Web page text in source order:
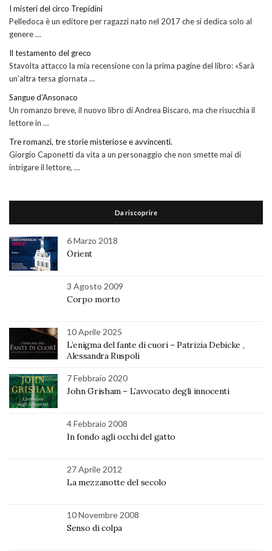
I misteri del circo Trepidini
Pelledoca è un editore per ragazzi nato nel 2017 che si dedica solo al
genere …
Il testamento del greco
Stavolta attacco la mia recensione con la prima pagine del libro: «Sarà
un’altra tersa giornata …
Sangue d’Ansonaco
Un romanzo breve, il nuovo libro di Andrea Biscaro, ma che risucchia il
lettore in …
Tre romanzi, tre storie misteriose e avvincenti.
Giorgio Caponetti da vita a un personaggio che non smette mai di
intrigare il lettore, …
Da riscoprire
6 Marzo 2018
Orient
3 Agosto 2009
Corpo morto
10 Aprile 2025
L’enigma del fante di cuori – Patrizia Debicke ,
Alessandra Ruspoli
7 Febbraio 2020
John Grisham – L’avvocato degli innocenti
4 Febbraio 2008
In fondo agli occhi del gatto
27 Aprile 2012
La mezzanotte del secolo
10 Novembre 2008
Senso di colpa